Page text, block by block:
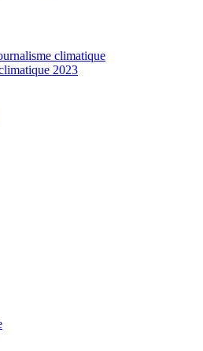
climatique
2023